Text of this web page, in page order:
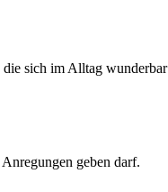
sich im Alltag
geben darf.